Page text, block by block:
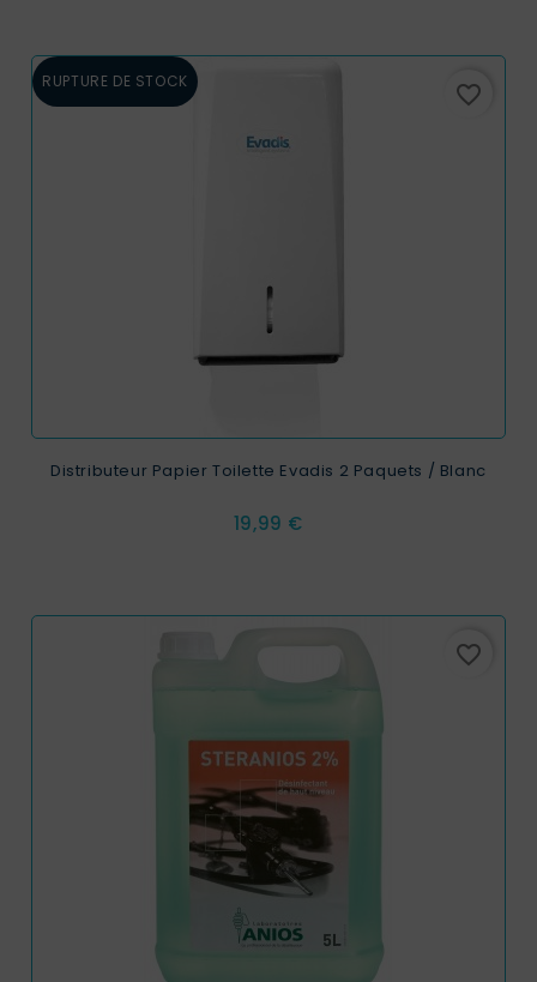
RUPTURE DE STOCK favorite_border
Distributeur Papier Toilette Evadis 2 Paquets / Blanc
Prix
19,99 €
favorite_border